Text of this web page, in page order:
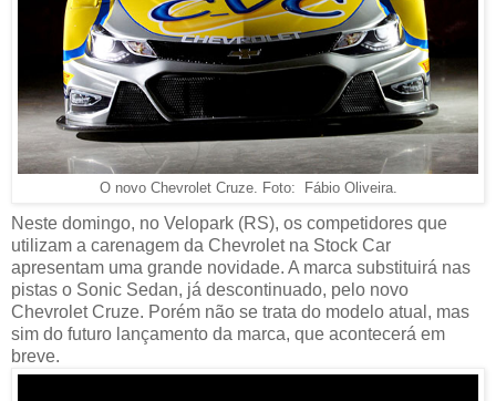
O novo Chevrolet Cruze. Foto: Fábio Oliveira.
Neste domingo, no Velopark (RS), os competidores que
utilizam a carenagem da Chevrolet na Stock Car
apresentam uma grande novidade. A marca substituirá nas
pistas o Sonic Sedan, já descontinuado, pelo novo
Chevrolet Cruze. Porém não se trata do modelo atual, mas
sim do futuro lançamento da marca, que acontecerá em
breve.